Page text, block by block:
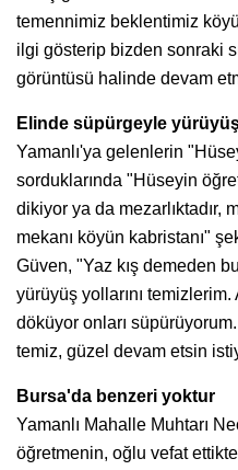
temennimiz beklentimiz
ilgi gösterip bizden sonraki
görüntüsü halinde devam
Elinde süpürgeyle
Yamanlı'ya gelenlerin
sorduklarında "Hüseyin
dikiyor ya da mezarlıktadır,
mekanı köyün kabristanı"
Güven, "Yaz kış demeden
yürüyüş yollarını
döküyor onları
temiz, güzel devam etsin
Bursa'da benzeri yoktur
Yamanlı Mahalle Muhtarı
öğretmenin, oğlu vefat